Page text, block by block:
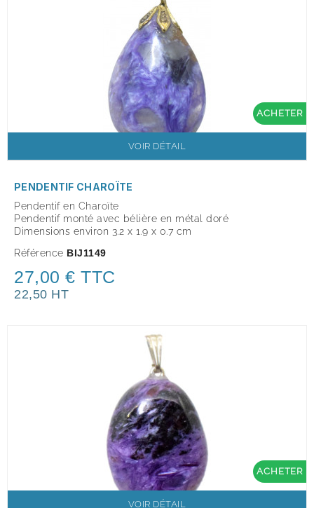
ACHETER
VOIR DÉTAIL
PENDENTIF CHAROÏTE
Pendentif en Charoïte
Pendentif monté avec bélière en métal doré
Dimensions environ 3.2 x 1.9 x 0.7 cm
Référence BIJ1149
27,00 € TTC
22,50 HT
ACHETER
VOIR DÉTAIL